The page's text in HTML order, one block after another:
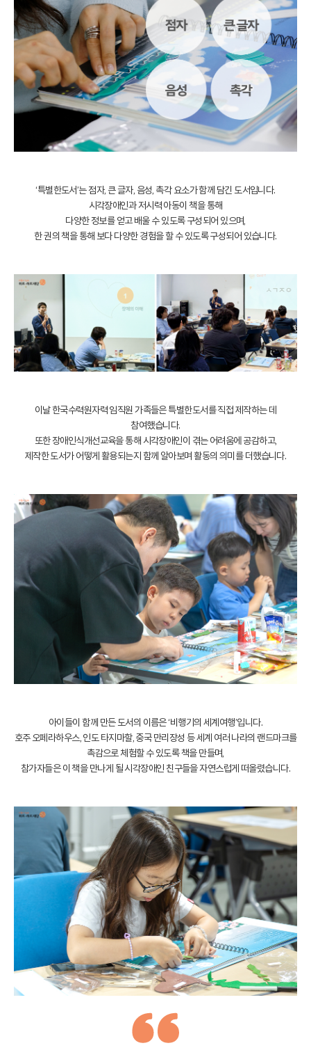
‘특별한도서’는 점자, 큰 글자, 음성, 촉각 요소가 함께 담긴 도서입니다.
시각장애인과 저시력 아동이 책을 통해
다양한 정보를 얻고 배울 수 있도록 구성되어 있으며,
한 권의 책을 통해 보다 다양한 경험을 할 수 있도록 구성되어 있습니다.
이날 한국수력원자력 임직원 가족들은 특별한도서를 직접 제작하는 데
참여했습니다.
또한 장애인식개선교육을 통해 시각장애인이 겪는 어려움에 공감하고,
제작한 도서가 어떻게 활용되는지 함께 알아보며 활동의 의미를 더했습니다.
아이들이 함께 만든 도서의 이름은 ‘비행기의 세계여행’입니다.
호주 오페라하우스, 인도 타지마할, 중국 만리장성 등 세계 여러 나라의 랜드마크를
촉감으로 체험할 수 있도록 책을 만들며,
참가자들은 이 책을 만나게 될 시각장애인 친구들을 자연스럽게 떠올렸습니다.